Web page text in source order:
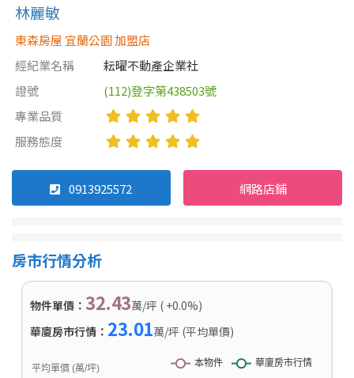
林麗敏
東森房屋 宜蘭公園 加盟店
經紀業名稱
耘曜不動產企業社
證號
(112)登字第438503號
專業品質
服務態度
0913925572 網路店鋪
房市行情分析
物件單價： 32.43萬/坪 ( +0.0%)
華廈房市行情： 23.01萬/坪 (平均單價)